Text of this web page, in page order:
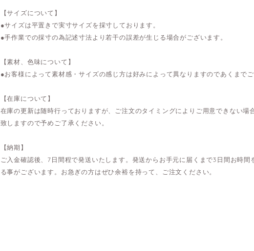
【サイズについて】
●サイズは平置きで実寸サイズを採寸しております。
●手作業での採寸の為記述寸法より若干の誤差が生じる場合がございます。
【素材、色味について】
●お客様によって素材感・サイズの感じ方は好みによって異なりますのであくまで
【在庫について】
在庫の更新は随時行っておりますが、ご注文のタイミングによりご用意できない
致しますので予めご了承ください。
【納期】
ご入金確認後、7日間程で発送いたします。発送からお手元に届くまで3日間お時
る事がございます。お急ぎの方はぜひ余裕を持って、ご注文ください。